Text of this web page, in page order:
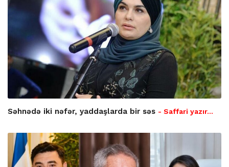
Səhnədə iki nəfər, yaddaşlarda bir səs - Saffari yazır…